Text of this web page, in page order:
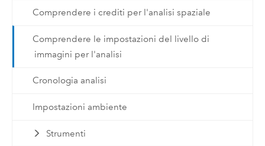
Comprendere i crediti per l'analisi spaziale
Comprendere le impostazioni del livello di
immagini per l'analisi
Cronologia analisi
Impostazioni ambiente
Strumenti